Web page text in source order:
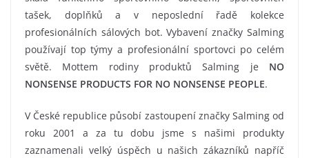
tašek, doplňků a v neposlední řadě kolekce
profesionálních sálových bot. Vybavení značky Salming
používají top týmy a profesionální sportovci po celém
světě. Mottem rodiny produktů Salming je NO
NONSENSE PRODUCTS FOR NO NONSENSE PEOPLE.
V České republice působí zastoupení značky Salming od
roku 2001 a za tu dobu jsme s našimi produkty
zaznamenali velký úspěch u našich zákazníků napříč